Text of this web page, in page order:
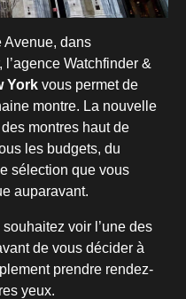
Avenue, dans
l’agence Watchfinder &
York vous permet de
montre. La nouvelle
montres haut de
les budgets, du
sélection que vous
auparavant.
voir l’une des
de vous décider à
prendre rendez-
yeux.